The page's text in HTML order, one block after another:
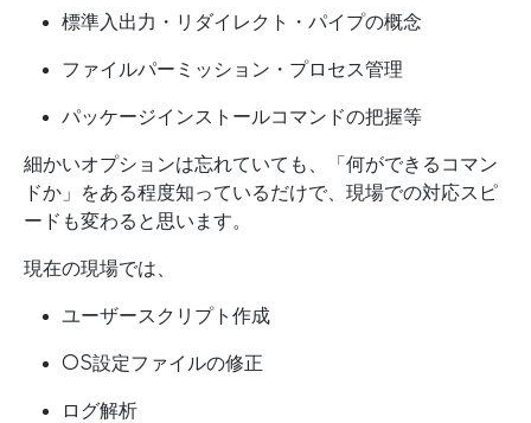
標準入出力・リダイレクト・パイプの概念
ファイルパーミッション・プロセス管理
パッケージインストールコマンドの把握等
細かいオプションは忘れていても、「何ができるコマン
ドか」をある程度知っているだけで、現場での対応スピ
ードも変わると思います。
現在の現場では、
ユーザースクリプト作成
OS設定ファイルの修正
ログ解析